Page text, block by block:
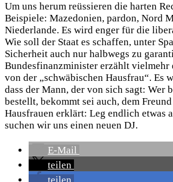
Um uns herum reüssieren die harten
Beispiele: Mazedonien, pardon, Nord
Niederlande. Es wird enger für die
Wie soll der Staat es schaffen, unter
Sicherheit auch nur halbwegs zu
Bundesfinanzminister erzählt vielmehr
von der „schwäbischen Hausfrau“. Es
dass der Mann, der von sich sagt: Wer
bestellt, bekommt sei auch, dem
Hausfrauen erklärt: Leg endlich etwas
suchen wir uns einen neuen DJ.
E-Mail
teilen